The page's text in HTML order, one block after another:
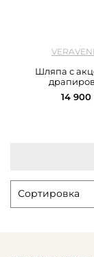
Шляпа с
14 900